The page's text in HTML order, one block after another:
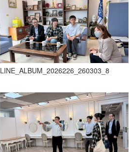
LINE_ALBUM_2026226_260303_8